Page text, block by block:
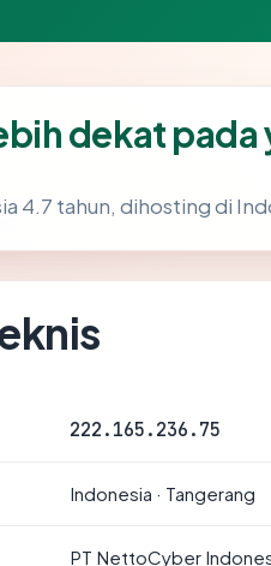
dekat
4.7 tahun, dihosting di
222.165.236.75
Indonesia · Tangerang
PT NettoCyber